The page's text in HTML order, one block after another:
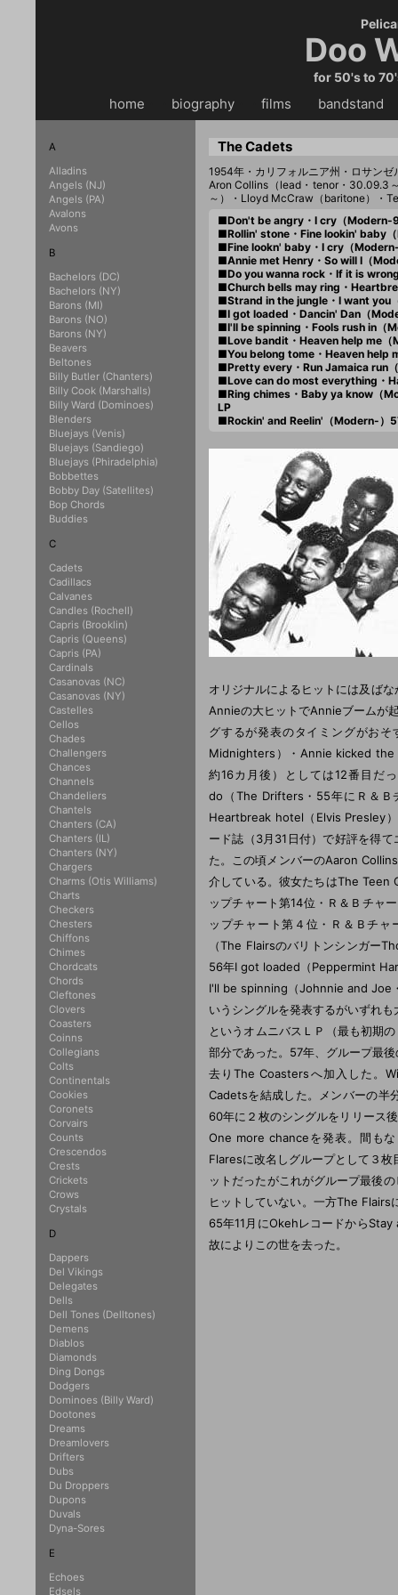
Doo
for 50's to
home biography・・ films bandstand
The Cadets
1954年・カリフォルニア州・ロサン
Aron Collins（lead・tenor・30.09.3
～）・Lloyd McCraw（baritone）・
■Don't be angry・I cry（Modern-
■Rollin' stone・Fine lookin' baby
■Fine lookn' baby・I cry（
■Annie met Henry・So will I（
■Do you wanna rock・If it is
■Church bells may ring・
■Strand in the jungle・I want
■I got loaded・Dancin' Dan（
■I'll be spinning・Fools rush in（
■Love bandit・Heaven help me（
■You belong tome・Heaven help
■Pretty every・Run Jamaica run
■Love can do most everything・
■Ring chimes・Baby ya know（
LP
■Rockin' and Reelin'（Modern-）
オリジナルによるヒットには及ば
Annieの大ヒットでAnnieブームが
グするが発表のタイミングがお
Midnighters）・Annie kicked the
約16カ月後）としては12番目だ
do（The Drifters・55年にＲ＆Ｂ
Heartbreak hotel（Elvis Presley
ード誌（3月31日付）で好評を得
た。この頃メンバーのAaron
介している。彼女たちはThe
ップチャート第14位・Ｒ＆Ｂチ
ップチャート第４位・Ｒ＆Ｂチ
（The Flairsのバリトンシンガー
56年I got loaded（Peppermint
I'll be spinning（Johnnie and Joe
いうシングルを発表するがいずれ
というオムニバスＬＰ（最も初期
部分であった。57年、グループ最
去りThe Coastersへ加入した。
Cadetsを結成した。メンバーの半
60年に２枚のシングルをリリース
One more chanceを発表。間も
Flaresに改名しグループとして３
ットだったがこれがグループ最後
ヒットしていない。一方The Flairs
65年11月にOkehレコードから
故によりこの世を去った。
A
Alladins
Angels (NJ)
Angels (PA)
Avalons
Avons
B
Bachelors (DC)
Bachelors (NY)
Barons (MI)
Barons (NO)
Barons (NY)
Beavers
Beltones
Billy Butler (Chanters)
Billy Cook (Marshalls)
Billy Ward (Dominoes)
Blenders
Bluejays (Venis)
Bluejays (Sandiego)
Bluejays (Phiradelphia)
Bobbettes
Bobby Day (Satellites)
Bop Chords
Buddies
C
Cadets
Cadillacs
Calvanes
Candles (Rochell)
Capris (Brooklin)
Capris (Queens)
Capris (PA)
Cardinals
Casanovas (NC)
Casanovas (NY)
Castelles
Cellos
Chades
Challengers
Chances
Channels
Chandeliers
Chantels
Chanters (CA)
Chanters (IL)
Chanters (NY)
Chargers
Charms (Otis Williams)
Charts
Checkers
Chesters
Chiffons
Chimes
Chordcats
Chords
Cleftones
Clovers
Coasters
Coinns
Collegians
Colts
Continentals
Cookies
Coronets
Corvairs
Counts
Crescendos
Crests
Crickets
Crows
Crystals
D
Dappers
Del Vikings
Delegates
Dells
Dell Tones (Delltones)
Demens
Diablos
Diamonds
Ding Dongs
Dodgers
Dominoes (Billy Ward)
Dootones
Dreams
Dreamlovers
Drifters
Dubs
Du Droppers
Dupons
Duvals
Dyna-Sores
E
Echoes
Edsels